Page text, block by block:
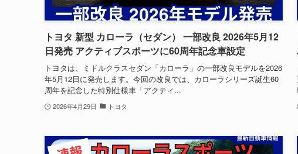
トヨタ 新型 カローラ（セダン） 一部改良 2026年5月12
日発売 アクティブスポーツに60周年記念車設定
トヨタは、ミドルクラスセダン「カローラ」の一部改良モデルを2026
年5月12日に発売します。今回の改良では、カローラシリーズ誕生60
周年を記念した特別仕様車「アクティ...
2026年4月29日 トヨタ